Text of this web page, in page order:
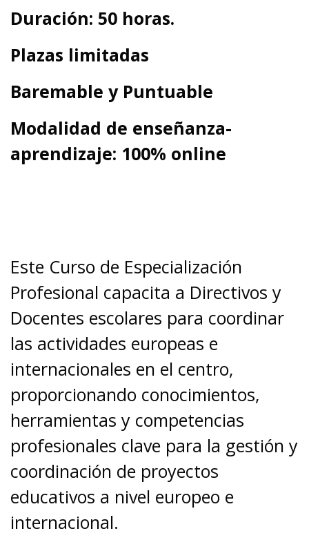
Duración: 50 horas.
Plazas limitadas
Baremable y Puntuable
Modalidad de enseñanza-
aprendizaje: 100% online
Este Curso de Especialización
Profesional capacita a Directivos y
Docentes escolares para coordinar
las actividades europeas e
internacionales en el centro,
proporcionando conocimientos,
herramientas y competencias
profesionales clave para la gestión y
coordinación de proyectos
educativos a nivel europeo e
internacional.